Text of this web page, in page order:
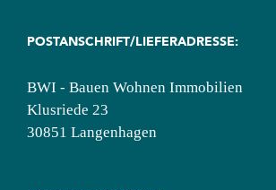
POSTANSCHRIFT/LIEFERADRESSE:
BWI - Bauen Wohnen Immobilien
Klusriede 23
30851 Langenhagen